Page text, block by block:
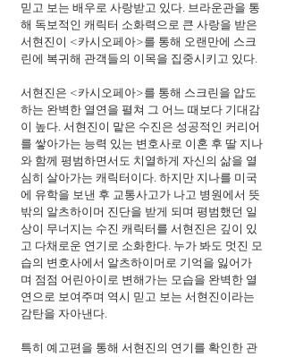
믿고 보는 배우로 사랑받고 있다. 브라운관을 통
해 독보적인 캐릭터 소화력으로 큰 사랑을 받은
서현진이 <카시오페아>를 통해 오랜만에 스크
린에 복귀해 관객들의 이목을 집중시키고 있다.
서현진은 <카시오페아>를 통해 스크린을 압도
하는 완벽한 열연을 펼쳐 그 어느 때보다 기대감
이 높다. 서현진이 맡은 수진은 성공적인 커리어
를 쌓아가는 능력 있는 변호사로 이혼 후 딸 지나
와 함께 평범하면서도 치열하게 자신의 삶을 열
심히 살아가는 캐릭터이다. 하지만 지나를 미국
에 유학을 보낸 후 교통사고가 나고 병원에서 뜻
밖의 알츠하이머 진단을 받게 되며 평범했던 일
상이 무너지는 수진 캐릭터를 서현진은 깊이 있
고 다채로운 연기로 소화한다. 누가 봐도 멋진 모
습의 변호사에서 알츠하이머로 기억을 잃어가
며 점점 어린아이로 변해가는 모습을 완벽한 열
연으로 보여주며 역시 믿고 보는 서현진이라는
감탄을 자아낸다.
특히 예고편을 통해 서현진의 연기를 확인한 관